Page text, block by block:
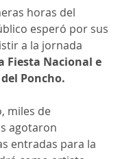
horas del
esperó por sus
a la jornada
Fiesta Nacional e
Poncho.
miles de
agotaron
entradas para la